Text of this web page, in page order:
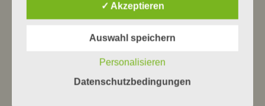
✓ Akzeptieren
Auswahl speichern
Personalisieren
Datenschutzbedingungen